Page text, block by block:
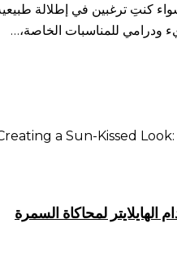
كنتِ ترغبين في إطلالة
ودرامي للمناسبات الخاصة،…
لمحاكاة السمرة